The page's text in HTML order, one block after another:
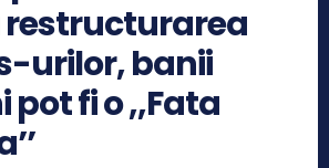
restructurarea
urilor, banii
pot fi o ,,Fata